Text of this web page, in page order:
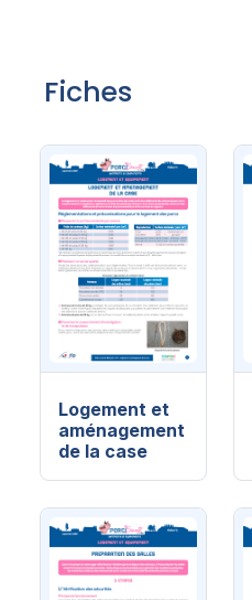
Fiches
Logement et
aménagement
de la case